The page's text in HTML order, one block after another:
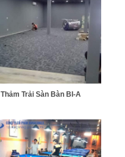
Thảm Trải Sàn Bàn BI-A